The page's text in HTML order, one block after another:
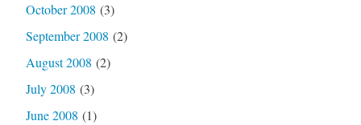
October 2008 (3)
September 2008 (2)
August 2008 (2)
July 2008 (3)
June 2008 (1)